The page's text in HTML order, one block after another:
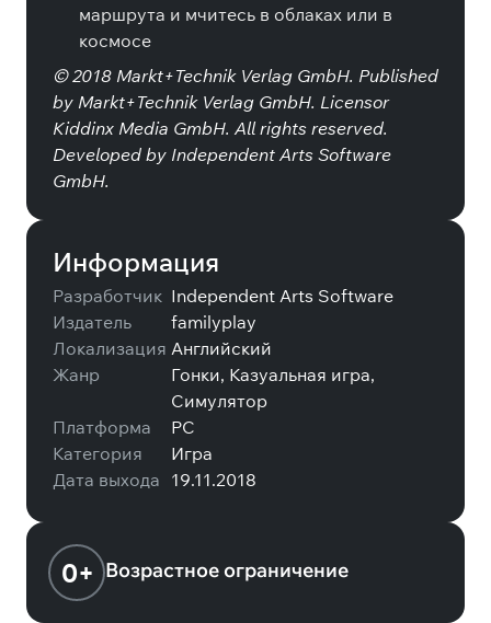
маршрута и мчитесь в облаках или в
космосе
© 2018 Markt+Technik Verlag GmbH. Published
by Markt+Technik Verlag GmbH. Licensor
Kiddinx Media GmbH. All rights reserved.
Developed by Independent Arts Software
GmbH.
Информация
Разработчик Independent Arts Software
Издатель
familyplay
Локализация Английский
Жанр
Гонки, Казуальная игра,
Симулятор
Платформа
PC
Категория
Игра
Дата выхода 19.11.2018
0+ Возрастное ограничение